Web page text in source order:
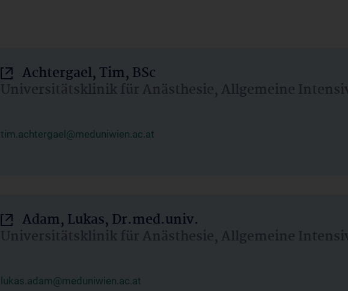
Achtergael, Tim, BSc
Universitätsklinik für Anästhesie, Allgemeine
tim.achtergael@meduniwien.ac.at
Adam, Lukas, Dr.med.univ.
Universitätsklinik für Anästhesie, Allgemeine
lukas.adam@meduniwien.ac.at